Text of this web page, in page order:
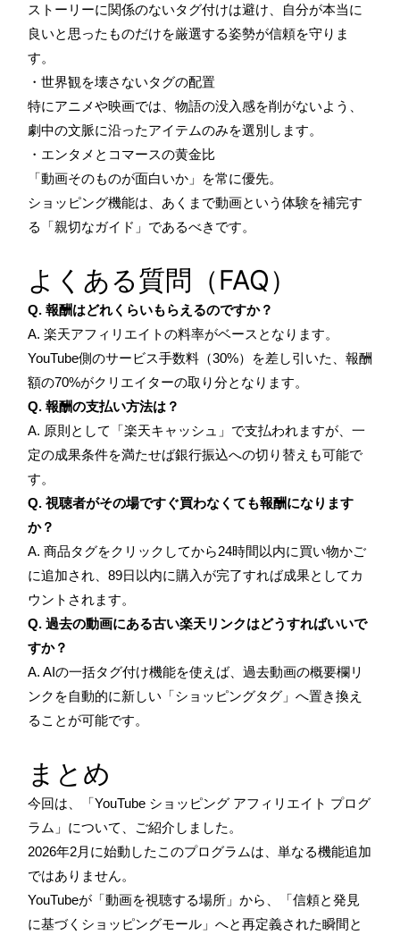
ストーリーに関係のないタグ付けは避け、自分が本当に
良いと思ったものだけを厳選する姿勢が信頼を守りま
す。
・世界観を壊さないタグの配置
特にアニメや映画では、物語の没入感を削がないよう、
劇中の文脈に沿ったアイテムのみを選別します。
・エンタメとコマースの黄金比
「動画そのものが面白いか」を常に優先。
ショッピング機能は、あくまで動画という体験を補完す
る「親切なガイド」であるべきです。
よくある質問（FAQ）
Q. 報酬はどれくらいもらえるのですか？
A. 楽天アフィリエイトの料率がベースとなります。
YouTube側のサービス手数料（30%）を差し引いた、報酬
額の70%がクリエイターの取り分となります。
Q. 報酬の支払い方法は？
A. 原則として「楽天キャッシュ」で支払われますが、一
定の成果条件を満たせば銀行振込への切り替えも可能で
す。
Q. 視聴者がその場ですぐ買わなくても報酬になります
か？
A. 商品タグをクリックしてから24時間以内に買い物かご
に追加され、89日以内に購入が完了すれば成果としてカ
ウントされます。
Q. 過去の動画にある古い楽天リンクはどうすればいいで
すか？
A. AIの一括タグ付け機能を使えば、過去動画の概要欄リ
ンクを自動的に新しい「ショッピングタグ」へ置き換え
ることが可能です。
まとめ
今回は、「YouTube ショッピング アフィリエイト プログ
ラム」について、ご紹介しました。
2026年2月に始動したこのプログラムは、単なる機能追加
ではありません。
YouTubeが「動画を視聴する場所」から、「信頼と発見
に基づくショッピングモール」へと再定義された瞬間と